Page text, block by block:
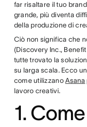
far risaltare il tuo
grande, più diventa
della produzione di
Ciò non significa che
(Discovery Inc.,
tutte trovato la
su larga scala. Ecco
come utilizzanoAsana
lavoro creativi.
1.